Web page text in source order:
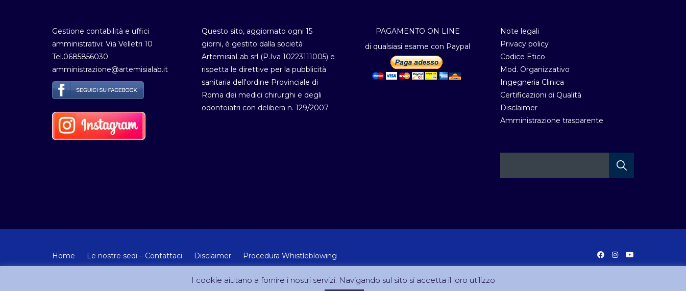
Gestione contabilità e uffici
amministrativi: Via Velletri 10
Tel.0685856030
amministrazione@artemisialab.it
Questo sito, aggiornato ogni 15
giorni, è gestito dalla società
ArtemisiaLab srl (P.Iva 10223111005) e
rispetta le direttive per la pubblicità
sanitaria dell'ordine Provinciale di
Roma dei medici chirurghi e degli
odontoiatri con delibera n. 129/2007
PAGAMENTO ON LINE
di qualsiasi esame con Paypal
Note legali
Privacy policy
Codice Etico
Mod. Organizzativo
Ingegneria Clinica
Certificazioni di Qualità
Disclaimer
Amministrazione trasparente
Home Le nostre sedi – Contattaci Disclaimer Procedura Whistleblowing
I cookie aiutano a fornire i nostri servizi. Navigando sul sito si accetta il loro utilizzo